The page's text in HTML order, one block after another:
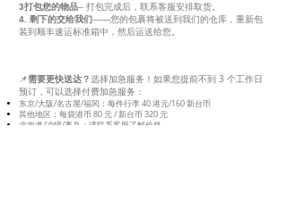
3️打包您的物品– 打包完成后，联系客服安排取货。
4️. 剩下的交给我们——您的包裹将被送到我们的仓库，重新包
装到顺丰速运标准箱中，然后运送给您。
📌需要更快送达？选择加急服务！如果您提前不到 3 个工作日
预订，可以选择付费加急服务：
东京/大阪/名古屋/福冈：每件行李 40 港元/160 新台币
其他地区：每袋港币 80 元 / 新台币 320 元
北海道/冲绳/离岛：请联系客服了解价格。